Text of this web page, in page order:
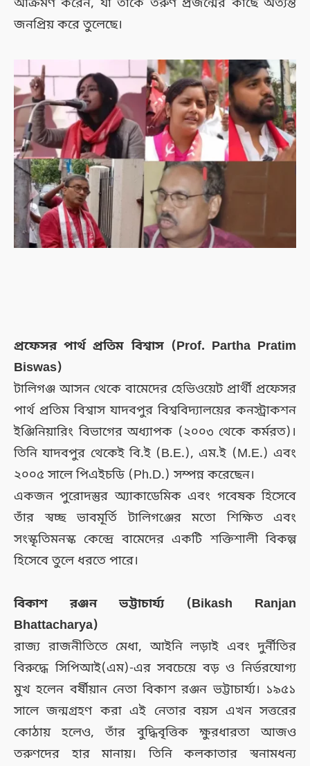
আক্রমণ করেন, যা তাঁকে তরুণ প্রজন্মের কাছে অত্যন্ত
জনপ্রিয় করে তুলেছে।
প্রফেসর পার্থ প্রতিম বিশ্বাস (Prof. Partha Pratim
Biswas)
টালিগঞ্জ আসন থেকে বামেদের হেভিওয়েট প্রার্থী প্রফেসর
পার্থ প্রতিম বিশ্বাস যাদবপুর বিশ্ববিদ্যালয়ের কনস্ট্রাকশন
ইঞ্জিনিয়ারিং বিভাগের অধ্যাপক (২০০৩ থেকে কর্মরত)।
তিনি যাদবপুর থেকেই বি.ই (B.E.), এম.ই (M.E.) এবং
২০০৫ সালে পিএইচডি (Ph.D.) সম্পন্ন করেছেন।
একজন পুরোদস্তুর অ্যাকাডেমিক এবং গবেষক হিসেবে
তাঁর স্বচ্ছ ভাবমূর্তি টালিগঞ্জের মতো শিক্ষিত এবং
সংস্কৃতিমনস্ক কেন্দ্রে বামেদের একটি শক্তিশালী বিকল্প
হিসেবে তুলে ধরতে পারে।
বিকাশ রঞ্জন ভট্টাচার্য্য (Bikash Ranjan
Bhattacharya)
রাজ্য রাজনীতিতে মেধা, আইনি লড়াই এবং দুর্নীতির
বিরুদ্ধে সিপিআই(এম)-এর সবচেয়ে বড় ও নির্ভরযোগ্য
মুখ হলেন বর্ষীয়ান নেতা বিকাশ রঞ্জন ভট্টাচার্য্য। ১৯৫১
সালে জন্মগ্রহণ করা এই নেতার বয়স এখন সত্তরের
কোঠায় হলেও, তাঁর বুদ্ধিবৃত্তিক ক্ষুরধারতা আজও
তরুণদের হার মানায়। তিনি কলকাতার স্বনামধন্য